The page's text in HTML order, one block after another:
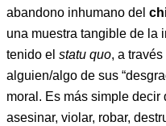
abandono inhumano del
una muestra tangible de la
tenido el statu quo, a
alguien/algo de sus
moral. Es más simple
asesinar, violar, robar,